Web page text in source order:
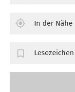
In der Nähe
Lesezeichen